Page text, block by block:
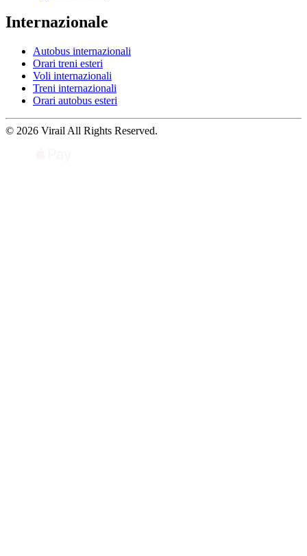
Internazionale
Autobus internazionali
Orari treni esteri
Voli internazionali
Treni internazionali
Orari autobus esteri
© 2026 Virail All Rights Reserved.